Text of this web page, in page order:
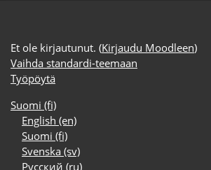
Et ole kirjautunut. (Kirjaudu Moodleen)
Vaihda standardi-teemaan
Työpöytä
Suomi ‎(fi)‎
English ‎(en)‎
Suomi ‎(fi)‎
Svenska ‎(sv)‎
Русский ‎(ru)‎